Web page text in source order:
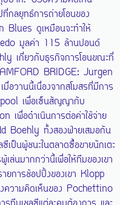
กลยุทธ์การถ่ายโอนของ
Blues ดูเหมือนจะทำให้
มูลค่า 115 ล้านปอนด์
เกี่ยวกับธุรกิจการโอนขณะที่
BRIDGE: Jurgen
อวานนี้เนื่องจากสโมสรที่มีการ
เพื่อเซ็นสัญญากับ
เพื่อดำเนินการต่อค่าใช้จ่าย
Boehly ทั้งสองฝ่ายเสมอกัน
ป็นผู้ชนะในตลาดซื้อขายนักเตะ
เล่นมากกว่านี้เพื่อให้ทีมของเขา
ยการช้อปปิ้งของเขา Klopp
ความคิดเห็นของ Pochettino